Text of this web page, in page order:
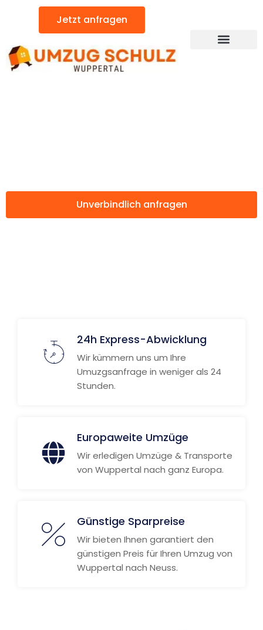
Jetzt anfragen
Unverbindlich anfragen
24h Express-Abwicklung
Wir kümmern uns um Ihre
Umuzgsanfrage in weniger als 24
Stunden.
Europaweite Umzüge
Wir erledigen Umzüge & Transporte
von Wuppertal nach ganz Europa.
Günstige Sparpreise
Wir bieten Ihnen garantiert den
günstigen Preis für Ihren Umzug von
Wuppertal nach Neuss.